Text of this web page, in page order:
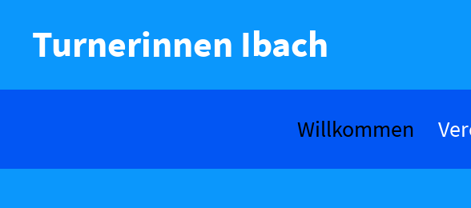
Turnerinnen Ibach
Willkommen